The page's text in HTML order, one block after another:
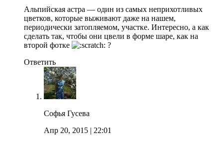
Альпийская астра — один из самых неприхотливых
цветков, которые выживают даже на нашем,
периодически затопляемом, участке. Интересно, а как
сделать так, чтобы они цвели в форме шаре, как на
второй фотке
?
Ответить
Софья Гусева
Апр 20, 2015 | 22:01